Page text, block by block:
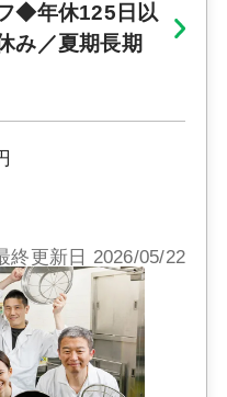
◆年休125日以
み／夏期長期
終更新日 2026/05/22